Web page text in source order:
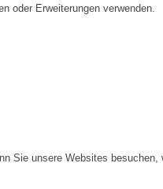
oder Erweiterungen verwenden.
Sie unsere Websites